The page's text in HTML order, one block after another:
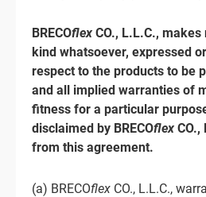
BRECOflex CO., L.L.C.,
kind whatsoever, expressed
respect to the products to be
and all implied warranties of
fitness for a particular
disclaimed by BRECOflex CO.,
from this agreement.
(a) BRECOflex CO., L.L.C.,